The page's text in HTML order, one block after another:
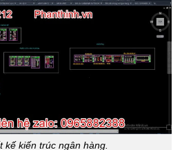
kế kiến trúc ngân hàng.